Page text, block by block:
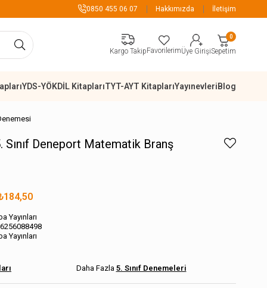
899 TL
0850 455 06 07 Hakkımızda İletişim
Kargo TakipFavorilerimÜye GirişiSepetim
0
YDS-YÖKDİL KitaplarıTYT-AYT KitaplarıYayınevleriBlog
Sınıf Deneport Matematik Branş
Yayınları
Yayınları
5. Sınıf Denemeleri